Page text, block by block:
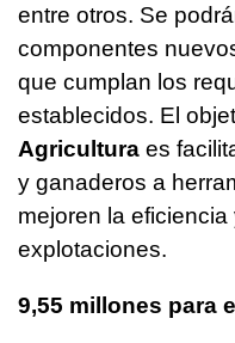
entre otros. Se
componentes
que cumplan los
establecidos. El
Agricultura es
y ganaderos a
mejoren la
explotaciones.
9,55 millones para